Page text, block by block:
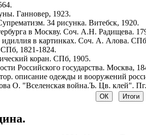
Ганновер, 1923.
34 рисунка. Витебск, 1920.
в Москву. Соч. А.Н. Радищева.
идиллия в картинках. Соч. А. Алова.
1821-1824.
коран. СПб, 1905.
Российского государства. Москва,
описание одежды и вооружений
О. "Вселенская война.Ъ. Цв. клей".